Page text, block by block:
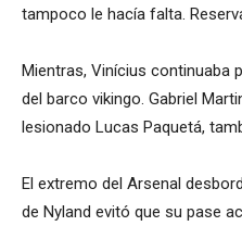
tampoco le hacía falta.
Mientras, Vinícius continuaba
del barco vikingo. Gabriel
lesionado Lucas Paquetá,
El extremo del Arsenal
de Nyland evitó que su pase